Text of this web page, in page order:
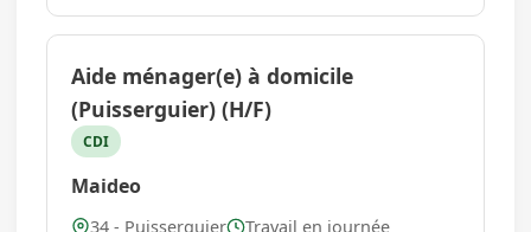
psychomoteu, aménager les ...
Aide ménager(e) à domicile
(Puisserguier) (H/F)
CDI
Maideo
34 - Puisserguier
Travail en journée